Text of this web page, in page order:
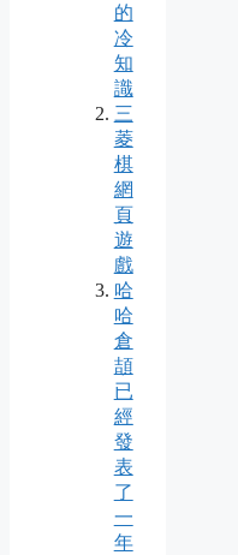
的
冷
知
識
三
菱
棋
網
頁
遊
戲
哈
哈
倉
頡
已
經
發
表
了
一
年